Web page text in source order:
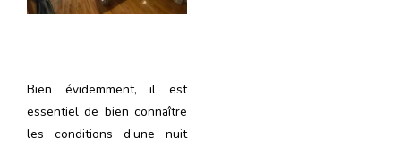
Bien évidemment, il est
essentiel de bien connaître
les conditions d’une nuit